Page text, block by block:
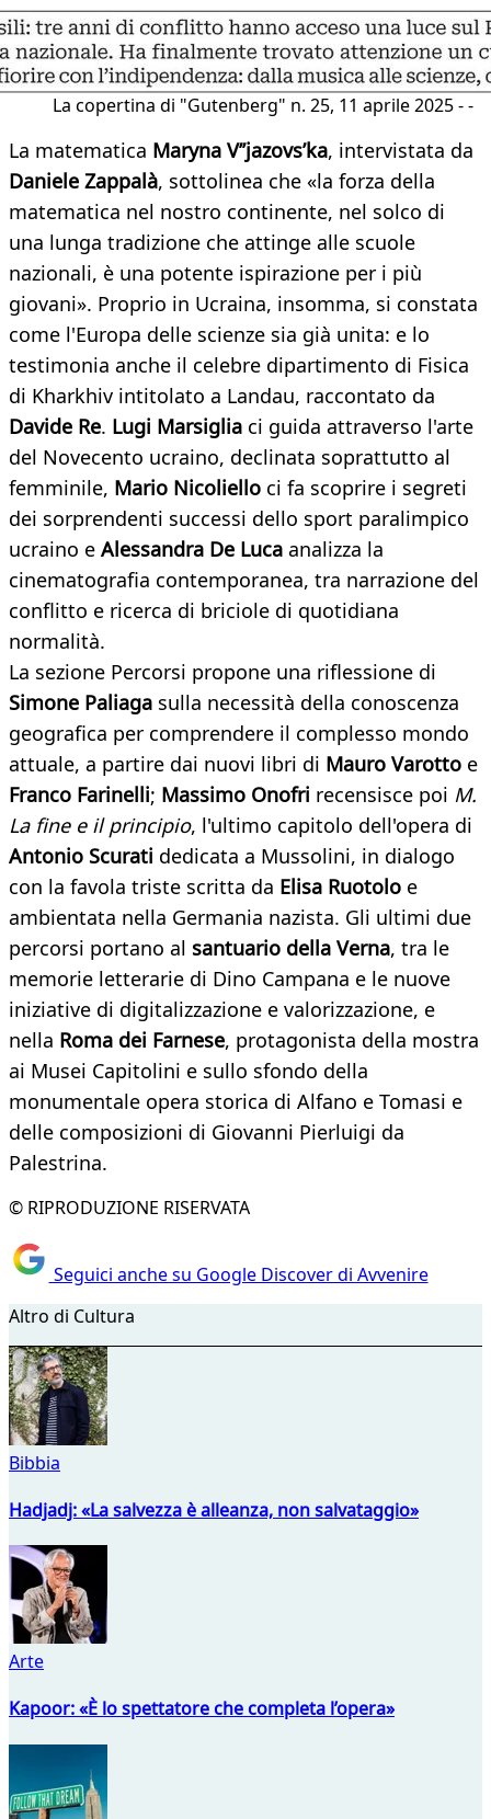
La copertina di "Gutenberg" n. 25, 11 aprile 2025 - -
La matematica Maryna V’’jazovs’ka, intervistata da
Daniele Zappalà, sottolinea che «la forza della
matematica nel nostro continente, nel solco di
una lunga tradizione che attinge alle scuole
nazionali, è una potente ispirazione per i più
giovani». Proprio in Ucraina, insomma, si constata
come l'Europa delle scienze sia già unita: e lo
testimonia anche il celebre dipartimento di Fisica
di Kharkhiv intitolato a Landau, raccontato da
Davide Re. Lugi Marsiglia ci guida attraverso l'arte
del Novecento ucraino, declinata soprattutto al
femminile, Mario Nicoliello ci fa scoprire i segreti
dei sorprendenti successi dello sport paralimpico
ucraino e Alessandra De Luca analizza la
cinematografia contemporanea, tra narrazione del
conflitto e ricerca di briciole di quotidiana
normalità.
La sezione Percorsi propone una riflessione di
Simone Paliaga sulla necessità della conoscenza
geografica per comprendere il complesso mondo
attuale, a partire dai nuovi libri di Mauro Varotto e
Franco Farinelli; Massimo Onofri recensisce poi M.
La fine e il principio, l'ultimo capitolo dell'opera di
Antonio Scurati dedicata a Mussolini, in dialogo
con la favola triste scritta da Elisa Ruotolo e
ambientata nella Germania nazista. Gli ultimi due
percorsi portano al santuario della Verna, tra le
memorie letterarie di Dino Campana e le nuove
iniziative di digitalizzazione e valorizzazione, e
nella Roma dei Farnese, protagonista della mostra
ai Musei Capitolini e sullo sfondo della
monumentale opera storica di Alfano e Tomasi e
delle composizioni di Giovanni Pierluigi da
Palestrina.
© RIPRODUZIONE RISERVATA
Seguici anche su Google Discover di Avvenire
Altro di Cultura
Bibbia
Hadjadj: «La salvezza è alleanza, non salvataggio»
Arte
Kapoor: «È lo spettatore che completa l’opera»